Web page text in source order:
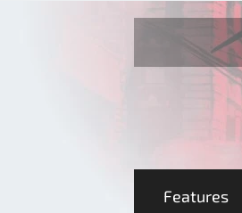
Features